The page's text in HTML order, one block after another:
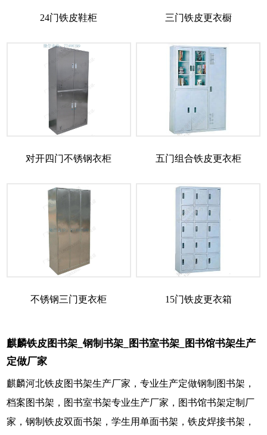
24门铁皮鞋柜 三门铁皮更衣橱
对开四门不锈钢衣柜 五门组合铁皮更衣柜
不锈钢三门更衣柜 15门铁皮更衣箱
麒麟铁皮图书架_钢制书架_图书室书架_图书馆书架生产
定做厂家
麒麟河北铁皮图书架生产厂家，专业生产定做钢制图书架，
档案图书架，图书室书架专业生产厂家，图书馆书架定制厂
家，钢制铁皮双面书架，学生用单面书架，铁皮焊接书架，